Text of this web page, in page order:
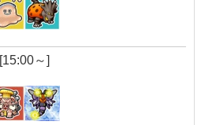
[15:00～]